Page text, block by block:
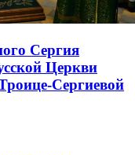
Сергия
Церкви
Сергиевой